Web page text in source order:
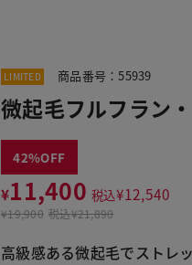
LIMITED 商品番号：55939
微起毛フルフラン
42
¥11,400 税込¥12,540
¥19,900 税込¥21,890
高級感ある微起毛でストレ